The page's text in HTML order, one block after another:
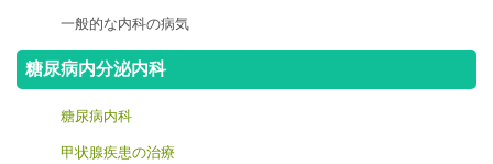
一般的な内科の病気
糖尿病内分泌内科
糖尿病内科
甲状腺疾患の治療